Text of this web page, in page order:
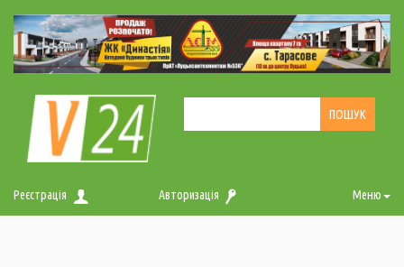
Реєстрація Авторизація Меню